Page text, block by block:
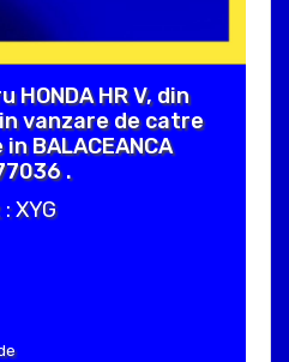
HONDA HR V, din
vanzare de catre
BALACEANCA
.
XYG